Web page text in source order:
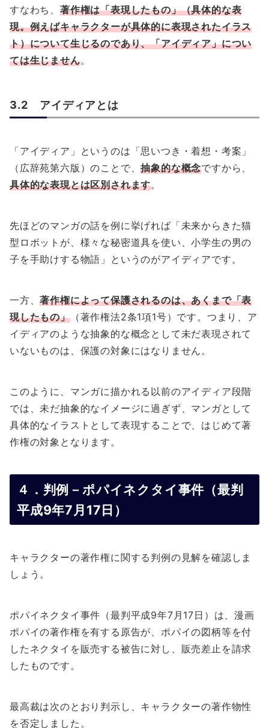
すなわち、 著作権は「表現したもの」（具体的な表
現。例えばキャラクターが具体的に表現されたイラス
ト）について生じるのであり、「アイディア」につい
ては生じません。
3.2 アイディアとは
「アイディア」というのは「思いつき・着想・考案」
（広辞苑第六版）のことで、抽象的な概念ですから、
具体的な表現とは区別されます。
先ほどのマンガの話を例に挙げれば「未来からきた猫
型ロボットが、様々な秘密道具を使い、小学生の男の
子を手助けする物語」というのがアイディアです。
一方、著作権によって保護されるのは、あくまで「表
現したもの」（著作権法2条1項1号）です。つまり、ア
イディアのような抽象的な概念として未だ表現されて
いないものは、保護の対象にはなりません。
このように、マンガに描かれる以前のアイディア段階
では、未だ抽象的なイメージに過ぎず、マンガとして
具体的なイラストとして表現することで、はじめて著
作権の対象となります。
４．判例－ポパイネクタイ事件（最判
平成9年7月17日）
キャラクターの著作権に関する判例の見解を確認しま
しょう。
ポパイネクタイ事件（最判平成9年7月17日）は、漫画
ポパイの著作権を有する原告が、ポパイの図柄等を付
したネクタイを販売する被告に対し、販売差止を請求
したものです。
最高裁は次のとおり判示し、キャラクターの著作物性
を否定しました。